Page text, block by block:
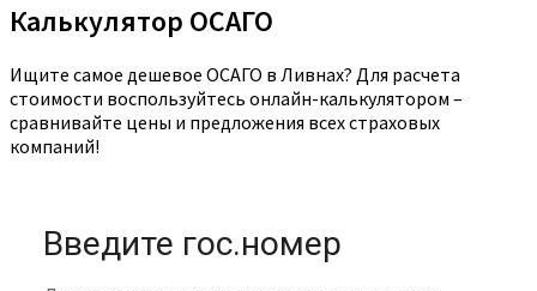
Калькулятор ОСАГО
Ищите самое дешевое ОСАГО в Ливнах? Для расчета
стоимости воспользуйтесь онлайн-калькулятором –
сравнивайте цены и предложения всех страховых
компаний!